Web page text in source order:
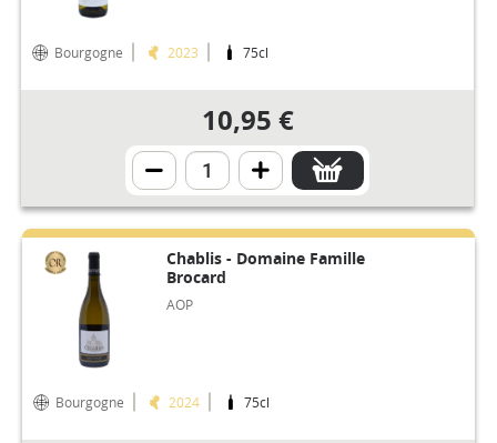
Bourgogne 2023 75cl
10,95 €
Chablis - Domaine Famille
Brocard
AOP
Bourgogne 2024 75cl